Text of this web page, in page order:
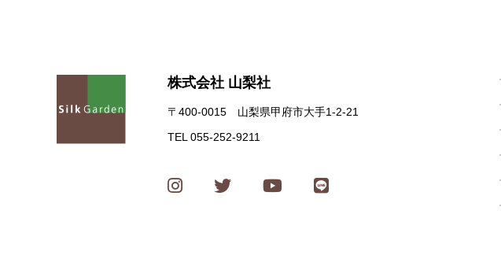
株式会社 山梨社
〒400-0015 山梨県甲府市大手1-2-21
TEL 055-252-9211